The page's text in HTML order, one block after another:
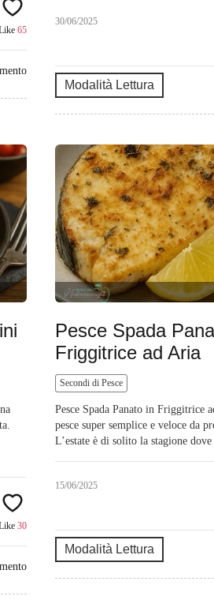
65
30/06/2025
Modalità Lettura
30
Pesce Spada
Friggitrice ad Aria
Secondi di Pesce
Pesce Spada Panato in Friggitrice
pesce super semplice e veloce da
L’estate è di solito la stagione dove
15/06/2025
Modalità Lettura